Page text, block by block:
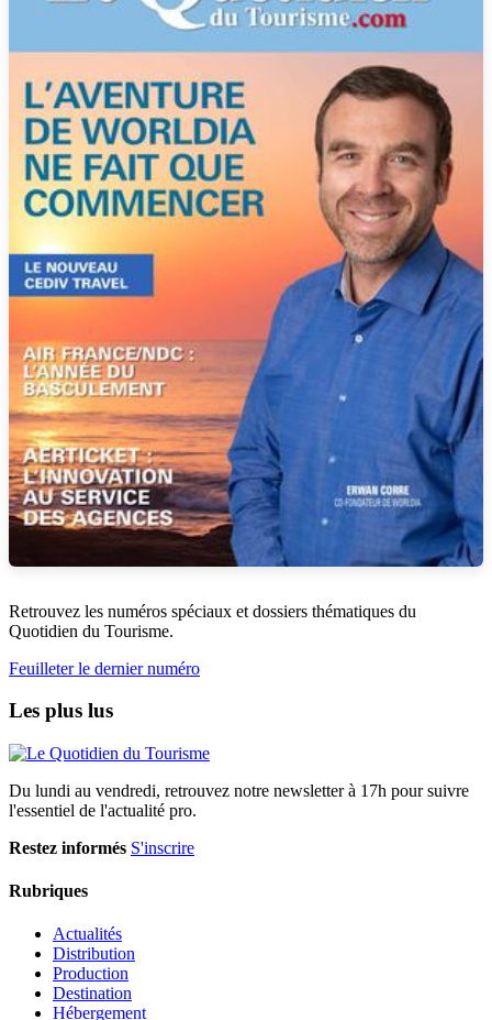
Retrouvez les numéros spéciaux et dossiers thématiques du
Quotidien du Tourisme.
Feuilleter le dernier numéro
Les plus lus
Du lundi au vendredi, retrouvez notre newsletter à 17h pour suivre
l'essentiel de l'actualité pro.
Restez informés S'inscrire
Rubriques
Actualités
Distribution
Production
Destination
Hébergement